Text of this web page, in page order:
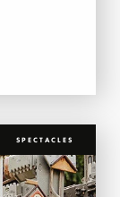
SPECTACLES